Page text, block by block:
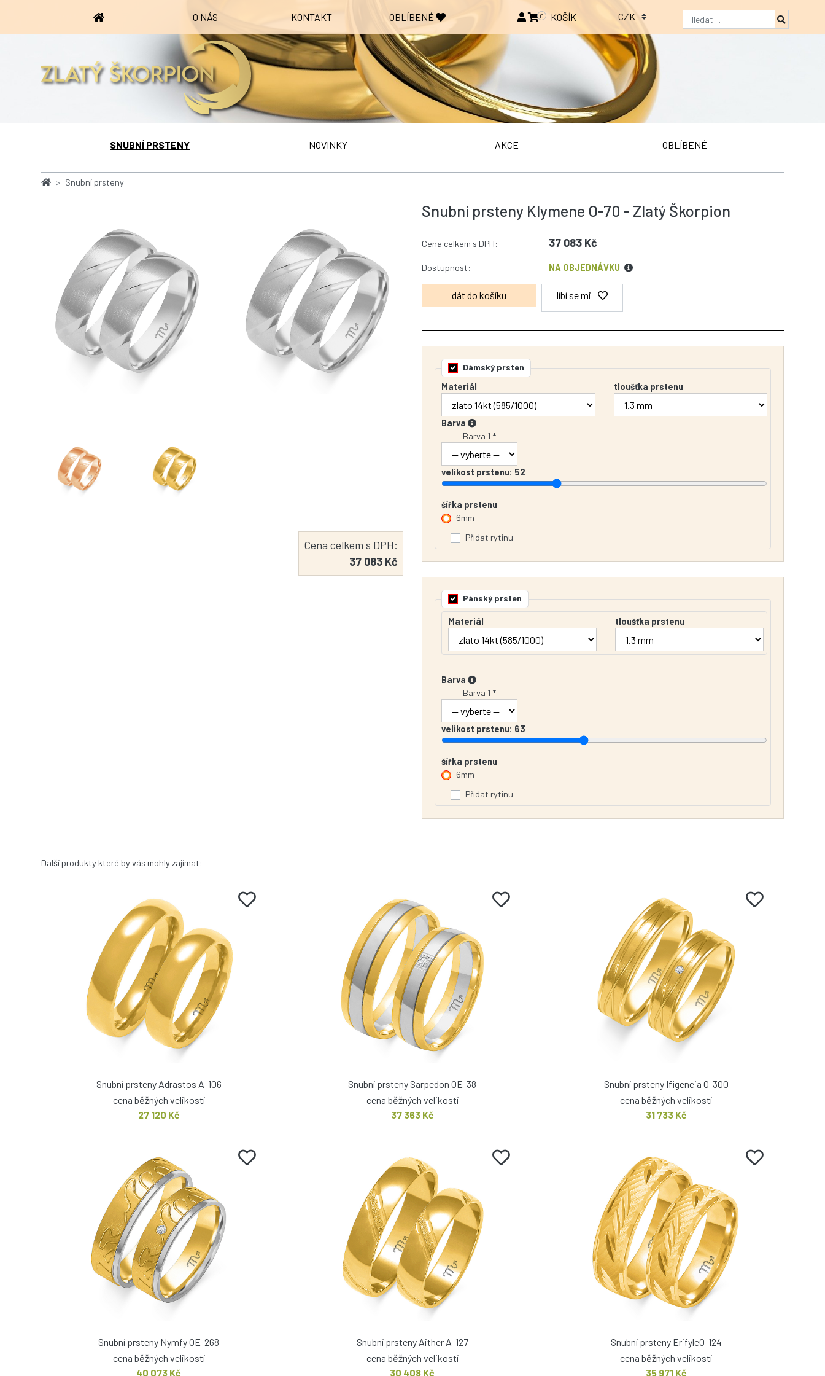
O NÁS KONTAKT OBLÍBENÉ 0 KOŠÍK
SNUBNÍ PRSTENY NOVINKY AKCE OBLÍBENÉ
Snubní prsteny
Cena celkem s DPH:
37 083 Kč
Snubní prsteny Klymene O-70 - Zlatý Škorpion
Cena celkem s DPH: 37 083 Kč
Dostupnost: NA OBJEDNÁVKU
líbí se mi
Dámský prsten
Materiál
tloušťka prstenu
Barva
Barva 1 *
velikost prstenu: 52
šířka prstenu
6mm
Přidat rytinu
Pánský prsten
Materiál tloušťka prstenu
Barva
Barva 1 *
velikost prstenu: 63
šířka prstenu
6mm
Přidat rytinu
Další produkty které by vás mohly zajímat:
Snubní prsteny Adrastos A-106
cena běžných velikostí
27 120 Kč
Snubní prsteny Sarpedon OE-38
cena běžných velikostí
37 363 Kč
Snubní prsteny Ifigeneia O-300
cena běžných velikostí
31 733 Kč
Snubní prsteny Nymfy OE-268
cena běžných velikostí
40 073 Kč
Snubní prsteny Aither A-127
cena běžných velikostí
30 408 Kč
Snubní prsteny ErifyleO-124
cena běžných velikostí
35 971 Kč